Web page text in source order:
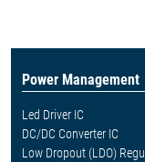
Power Management
Led Driver IC
DC/DC Converter IC
Low Dropout (LDO)